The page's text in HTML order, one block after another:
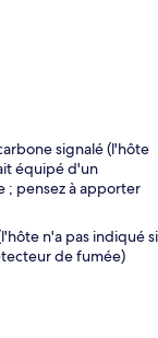
signalé (l'hôte
équipé d'un
; pensez à apporter
n'a pas indiqué si
de fumée)